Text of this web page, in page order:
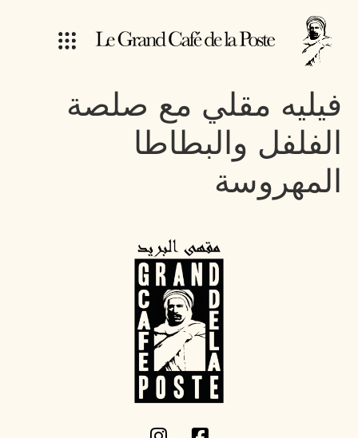
فيليه مقلي مع صلصة
الفلفل والبطاطا
المهروسة